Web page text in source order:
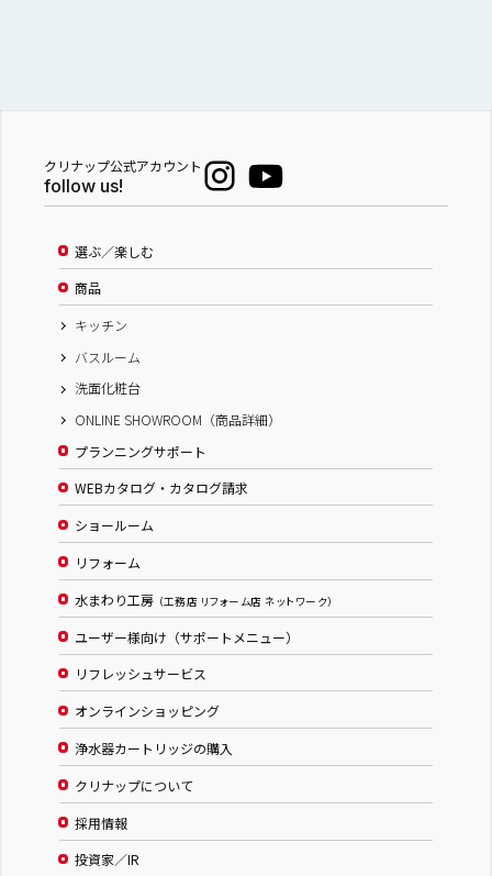
クリナップ公式アカウント
follow us!
選ぶ／楽しむ
商品
キッチン
バスルーム
洗面化粧台
ONLINE SHOWROOM（商品詳細）
プランニングサポート
WEBカタログ・カタログ請求
ショールーム
リフォーム
水まわり工房 （工務店 リフォーム店 ネットワーク）
ユーザー様向け（サポートメニュー）
リフレッシュサービス
オンラインショッピング
浄水器カートリッジの購入
クリナップについて
採用情報
投資家／IR